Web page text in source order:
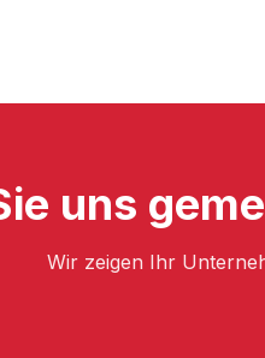
uns
Wir zeigen Ihr